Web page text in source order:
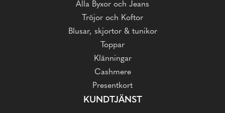
Alla Byxor och Jeans
Tröjor och Koftor
Blusar, skjortor & tunikor
Toppar
Klänningar
Cashmere
Presentkort
KUNDTJÄNST